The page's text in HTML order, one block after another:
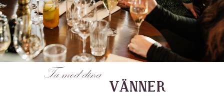
Ta med dina
VÄNNER